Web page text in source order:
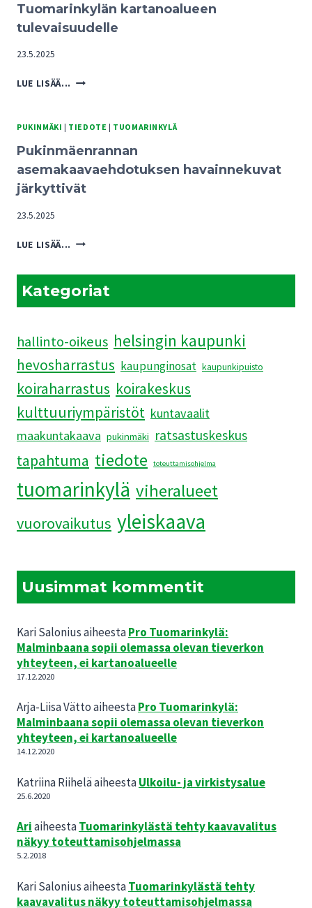
Tuomarinkylän kartanoalueen
tulevaisuudelle
23.5.2025
LUE LISÄÄ... PUKINMÄENRANNAN
TUOMARINKYLÄN
TULEVAISUUDELLE
PUKINMÄKI | TIEDOTE | TUOMARINKYLÄ
Pukinmäenrannan
asemakaavaehdotuksen havainnekuvat
järkyttivät
23.5.2025
LUE LISÄÄ... PUKINMÄENRANNAN
JÄRKYTTIVÄT
Kategoriat
hallinto-oikeus helsingin kaupunki
hevosharrastus kaupunginosat kaupunkipuisto
koiraharrastus koirakeskus
kulttuuriympäristöt kuntavaalit
maakuntakaava pukinmäki ratsastuskeskus
tapahtuma tiedote toteuttamisohjelma
tuomarinkylä viheralueet
vuorovaikutus yleiskaava
Uusimmat kommentit
Kari SaloniusaiheestaPro Tuomarinkylä:
Malminbaana sopii olemassa olevan tieverkon
yhteyteen, ei kartanoalueelle
17.12.2020
Arja-Liisa VättoaiheestaPro Tuomarinkylä:
Malminbaana sopii olemassa olevan tieverkon
yhteyteen, ei kartanoalueelle
14.12.2020
Katriina RiiheläaiheestaUlkoilu- ja virkistysalue
25.6.2020
AriaiheestaTuomarinkylästä tehty kaavavalitus
näkyy toteuttamisohjelmassa
5.2.2018
Kari SaloniusaiheestaTuomarinkylästä tehty
kaavavalitus näkyy toteuttamisohjelmassa